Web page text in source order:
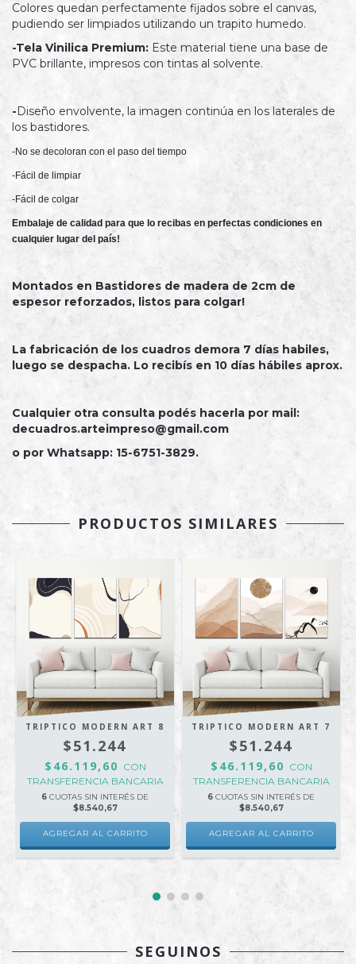
Colores quedan perfectamente fijados sobre el canvas,
pudiendo ser limpiados utilizando un trapito humedo.
-Tela Vinilica Premium: Este material tiene una base de
PVC brillante, impresos con tintas al solvente.
-Diseño envolvente, la imagen continúa en los laterales de
los bastidores.
-No se decoloran con el paso del tiempo
-Fácil de limpiar
-Fácil de colgar
Embalaje de calidad para que lo recibas en perfectas condiciones en
cualquier lugar del país!
Montados en Bastidores de madera de 2cm de
espesor reforzados, listos para colgar!
La fabricación de los cuadros demora 7 días habiles,
luego se despacha. Lo recibís en 10 días hábiles aprox.
Cualquier otra consulta podés hacerla por mail:
decuadros.arteimpreso@gmail.com
o por Whatsapp: 15-6751-3829.
PRODUCTOS SIMILARES
TRIPTICO MODERN ART 8
$51.244
$46.119,60 CON
TRANSFERENCIA BANCARIA
6 CUOTAS SIN INTERÉS DE
$8.540,67
AGREGAR AL CARRITO
TRIPTICO MODERN ART 7
$51.244
$46.119,60 CON
TRANSFERENCIA BANCARIA
6 CUOTAS SIN INTERÉS DE
$8.540,67
AGREGAR AL CARRITO
SEGUINOS